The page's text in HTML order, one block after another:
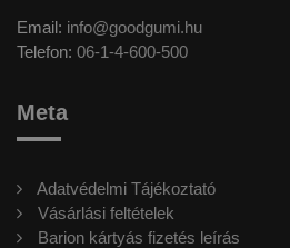
Email: info@goodgumi.hu
Telefon: 06-1-4-600-500
Meta
Adatvédelmi Tájékoztató
Vásárlási feltételek
Barion kártyás fizetés leírás